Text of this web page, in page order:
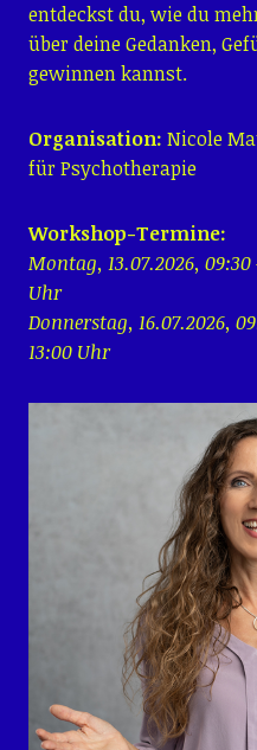
entdeckst du, wie du
über deine Gedanken,
gewinnen kannst.
Organisation: Nicole
für Psychotherapie
Workshop-Termine:
Montag, 13.07.2026, 09:30
Uhr
Donnerstag, 16.07.2026,
13:00 Uhr